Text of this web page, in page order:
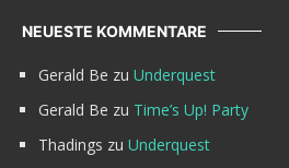
NEUESTE KOMMENTARE
Gerald Be zu Underquest
Gerald Be zu Time’s Up! Party
Thadings zu Underquest